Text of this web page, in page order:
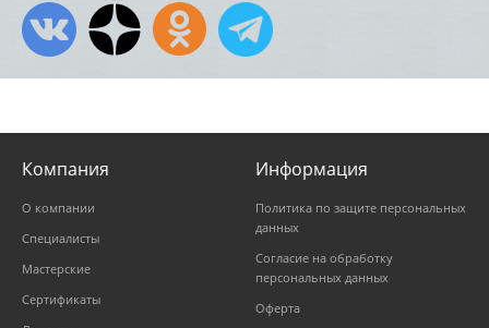
Компания
О компании
Специалисты
Мастерские
Сертификаты
Информация
Политика по защите персональных
данных
Согласие на обработку
персональных данных
Оферта